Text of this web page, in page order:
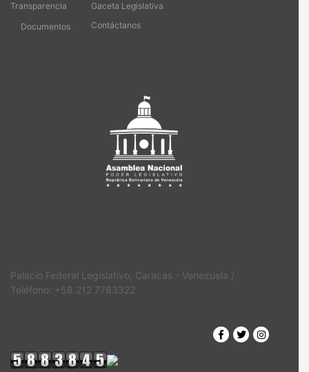
Transparencia
Documentos
Gaceta Legislativa
Contáctanos
Palacio Federal Legislativo, Caracas - Venezuela /
Teléfono: +58 212 7783322